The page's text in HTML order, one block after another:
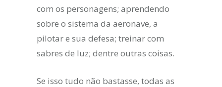
com os personagens; aprendendo
sobre o sistema da aeronave, a
pilotar e sua defesa; treinar com
sabres de luz; dentre outras coisas.
Se isso tudo não bastasse, todas as